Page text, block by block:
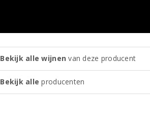
Bekijk alle wijnen van deze producent
Bekijk alle producenten